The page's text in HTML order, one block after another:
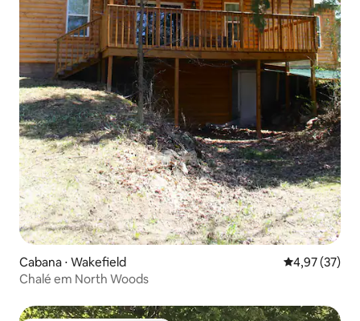
Cabana ⋅ Wakefield 4,97 de uma
4,97 (37)
Chalé em North Woods